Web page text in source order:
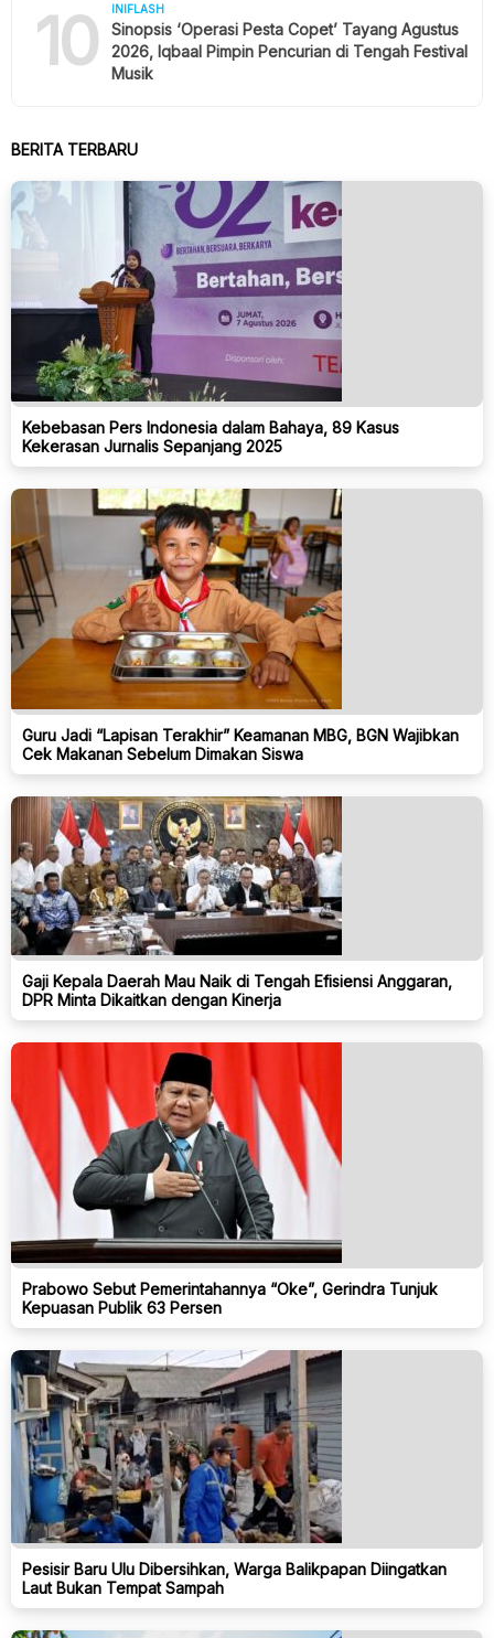
10 INIFLASH
Sinopsis ‘Operasi Pesta Copet’ Tayang Agustus
2026, Iqbaal Pimpin Pencurian di Tengah Festival
Musik
BERITA TERBARU
Kebebasan Pers Indonesia dalam Bahaya, 89 Kasus
Kekerasan Jurnalis Sepanjang 2025
Guru Jadi “Lapisan Terakhir” Keamanan MBG, BGN Wajibkan
Cek Makanan Sebelum Dimakan Siswa
Gaji Kepala Daerah Mau Naik di Tengah Efisiensi Anggaran,
DPR Minta Dikaitkan dengan Kinerja
Prabowo Sebut Pemerintahannya “Oke”, Gerindra Tunjuk
Kepuasan Publik 63 Persen
Pesisir Baru Ulu Dibersihkan, Warga Balikpapan Diingatkan
Laut Bukan Tempat Sampah